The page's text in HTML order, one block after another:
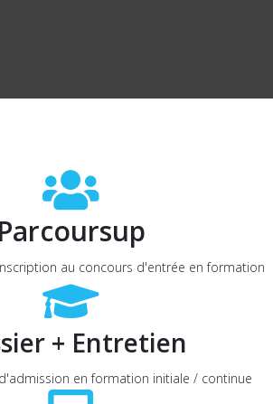
Parcoursup
au concours d'entrée en formation
+ Entretien
en formation initiale / continue